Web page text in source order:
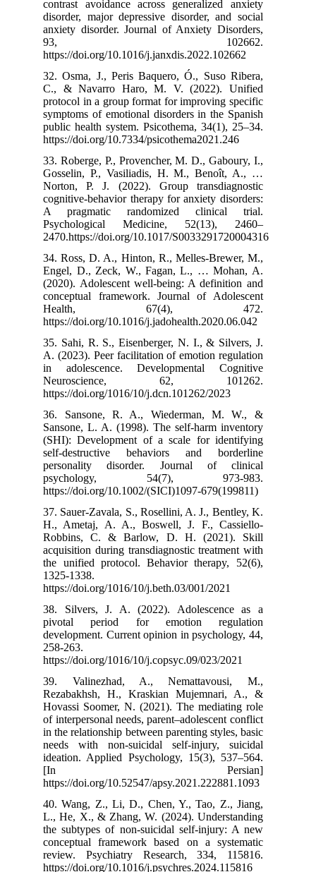
contrast
disorder,
anxiety
93,
https://doi.org/
32. Osma, J.,
C., &
protocol in a
symptoms of
public health
33. Roberge,
Gosselin, P.,
Norton, P. J.
cognitive-
A
2470.https://
34. Ross, D.
Engel, D.,
(2020).
conceptual
https://doi.org/
35. Sahi, R.
A. (2023).
in
36.
Sansone, L.
(SHI):
personality
https://doi.org/
37. Sauer-
H., Ametaj,
Robbins, C.
acquisition
the unified
38. Silvers,
pivotal
development.
39.
Rezabakhsh,
Hovassi
of
in the
needs with
ideation.
[In
https://doi.org/
40. Wang, Z.,
L., He, X., &
the subtypes
conceptual
review.
https://doi.org/